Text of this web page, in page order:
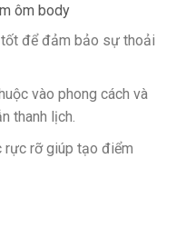
ôm body
để đảm bảo sự thoải
vào phong cách và
thanh lịch.
rực rỡ giúp tạo điểm